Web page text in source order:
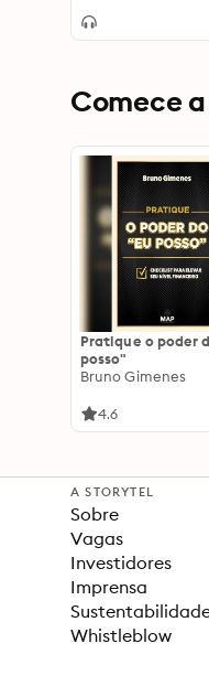
Comece
Pratique o poder
posso"
Bruno Gimenes
4.6
A STORYTEL
Sobre
Vagas
Investidores
Imprensa
Whistleblow